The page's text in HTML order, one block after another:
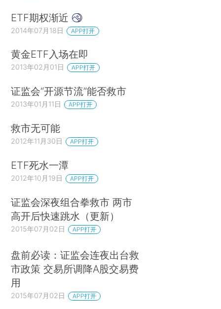
ETF期权渐近
2014年07月18日 APP打开
黄金ETF入场在即
2013年02月01日 APP打开
证监会“开源节流”能否救市
2013年01月11日 APP打开
救市无可能
2012年11月30日 APP打开
ETF死水一潭
2012年10月19日 APP打开
证监会深夜组合拳救市 两市
高开后快速跳水（更新）
2015年07月02日 APP打开
盘前必读：证监会连夜出台救
市政策 交易所调降A股交易费
用
2015年07月02日 APP打开